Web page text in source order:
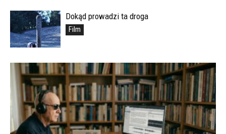
Dokąd prowadzi ta droga
Film